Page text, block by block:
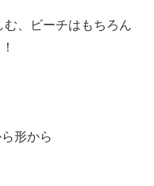
、ビーチはもちろん
形から